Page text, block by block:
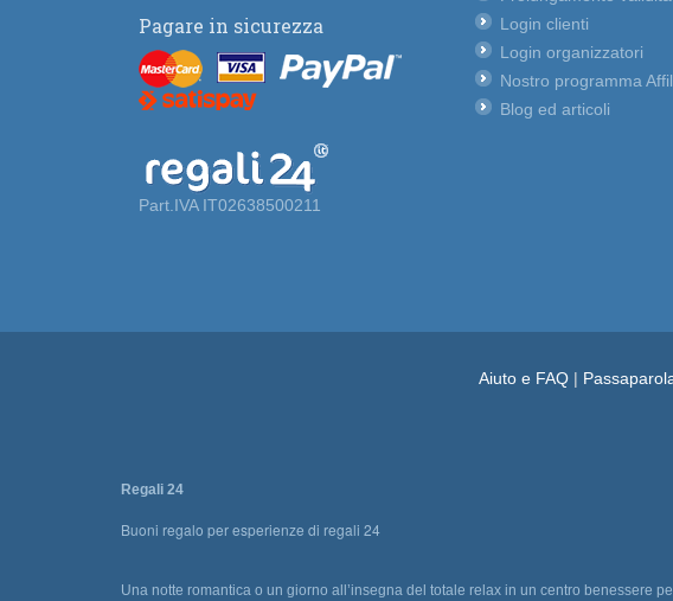
Pagare in sicurezza
Part.IVA IT02638500211
Login clienti
Login organizzatori
Nostro programma
Blog ed articoli
Aiuto e FAQ |
Regali 24
Buoni regalo per esperienze di regali 24
Una notte romantica o un giorno all’insegna del totale relax in un centro benessere